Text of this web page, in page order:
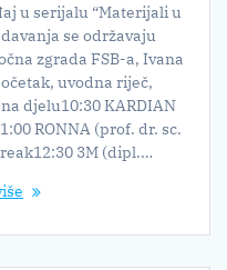
u serijalu “Materijali u
se održavaju
zgrada FSB-a, Ivana
uvodna riječ,
djelu10:30 KARDIAN
RONNA (prof. dr. sc.
3M (dipl.…